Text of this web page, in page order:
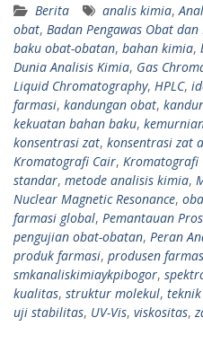
Berita analis kimia,
obat, Badan Pengawas Obat
baku obat-obatan, bahan kimia,
Dunia Analisis Kimia, Gas
Liquid Chromatography, HPLC,
farmasi, kandungan obat,
kekuatan bahan baku,
konsentrasi zat, konsentrasi zat
Kromatografi Cair, Kromatografi
standar, metode analisis kimia,
Nuclear Magnetic Resonance,
farmasi global, Pemantauan
pengujian obat-obatan, Peran
produk farmasi, produsen
smkanaliskimiaykpibogor,
kualitas, struktur molekul,
uji stabilitas, UV-Vis, viskositas,